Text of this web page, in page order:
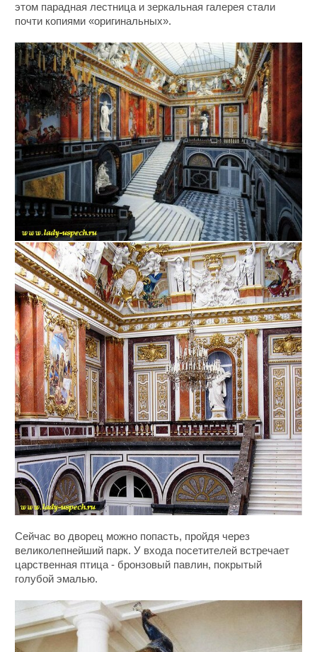
этом парадная лестница и зеркальная галерея стали
почти копиями «оригинальных».
Сейчас во дворец можно попасть, пройдя через
великолепнейший парк. У входа посетителей встречает
царственная птица - бронзовый павлин, покрытый
голубой эмалью.